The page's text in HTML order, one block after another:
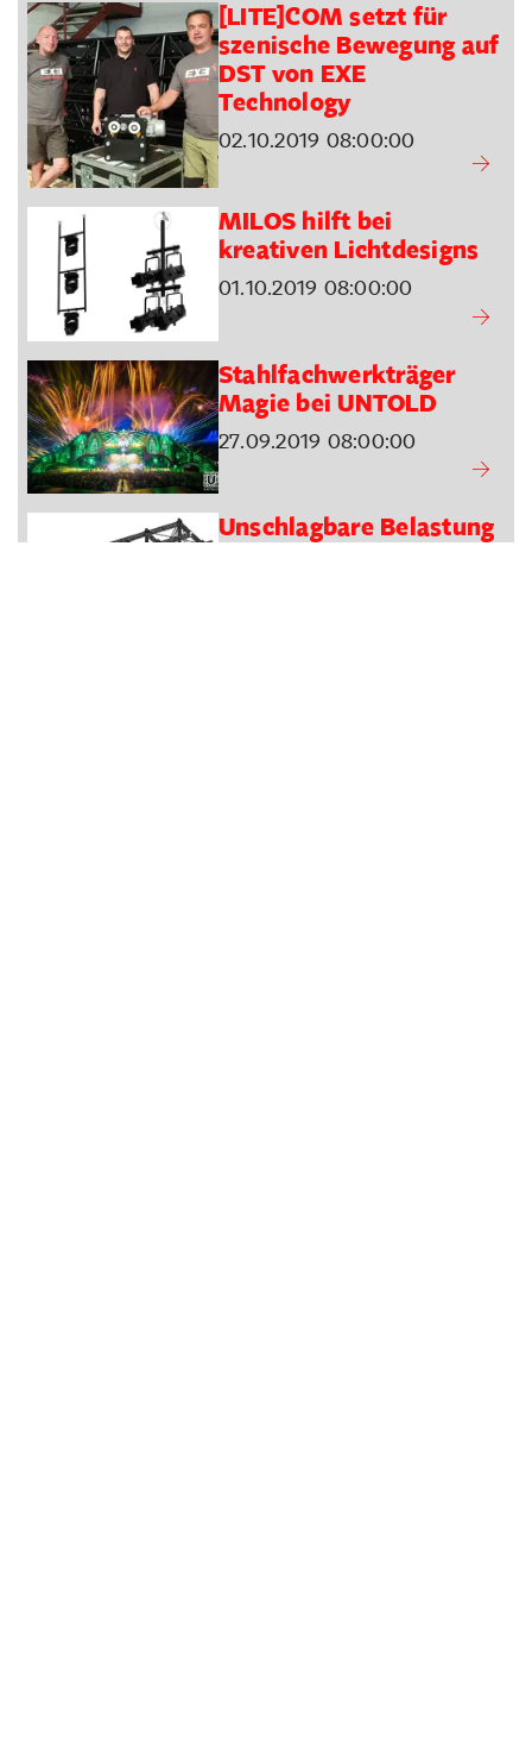
[LITE]COM setzt für
szenische Bewegung auf
DST von EXE
Technology
02.10.2019 08:00:00
MILOS hilft bei
kreativen Lichtdesigns
01.10.2019 08:00:00
Stahlfachwerkträger
Magie bei UNTOLD
27.09.2019 08:00:00
Unschlagbare Belastung